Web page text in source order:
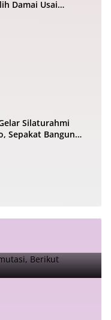
Damai Usai
Silaturahmi
Sepakat Bangun
Berikut